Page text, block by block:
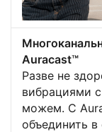
Auracast™
Разве не
вибрациями
можем. С
объединить